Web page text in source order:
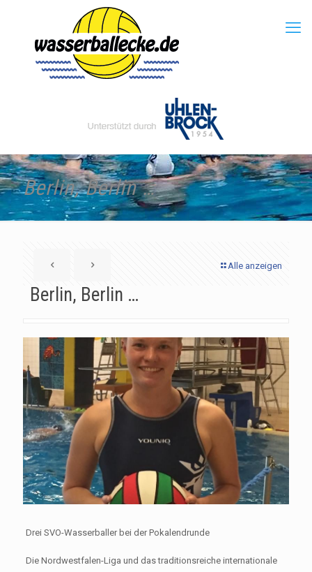
Berlin, Berlin …
Alle anzeigen
Berlin, Berlin …
Drei SVO-Wasserballer bei der Pokalendrunde
Die Nordwestfalen-Liga und das traditionsreiche internationale